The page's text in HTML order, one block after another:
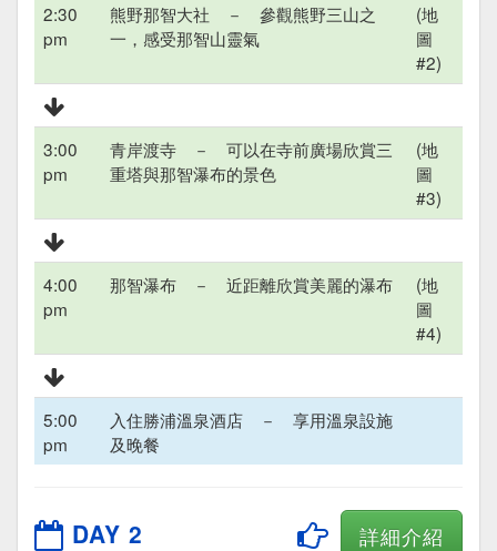
2:30
pm
熊野那智大社 － 參觀熊野三山之
一，感受那智山靈氣
(地
圖
#2)
3:00
pm
青岸渡寺 － 可以在寺前廣場欣賞三
重塔與那智瀑布的景色
(地
圖
#3)
4:00
pm
那智瀑布 － 近距離欣賞美麗的瀑布
(地
圖
#4)
5:00
pm
入住勝浦溫泉酒店 － 享用溫泉設施
及晚餐
DAY 2 詳細介紹